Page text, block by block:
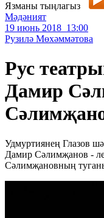
Язманы тыңлагыз
Мәдәният
19 июнь 2018 13:00
Рузилә Мөхәммәтова
Рус
Дамир
Удмуртиянең Глазов
Дамир Сәлимҗанов -
Сәлимҗановның